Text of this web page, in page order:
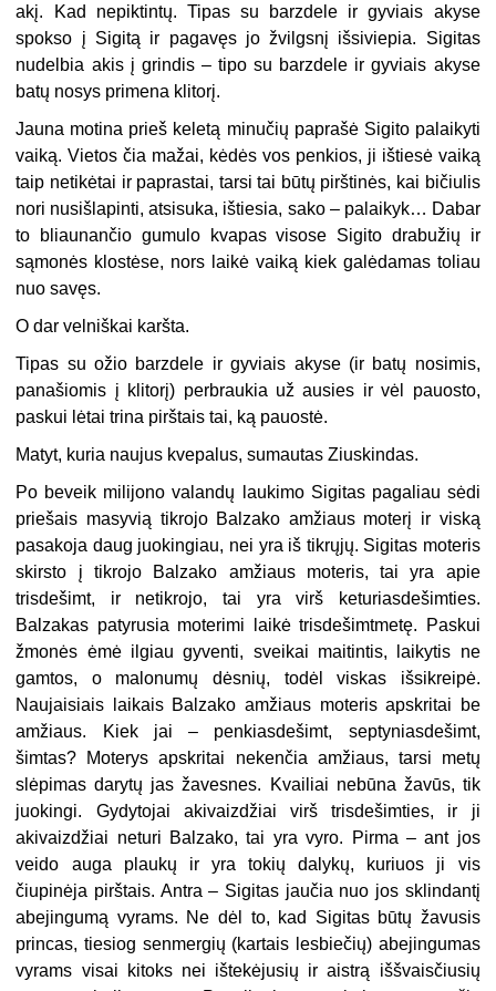
akį. Kad nepiktintų. Tipas su barzdele ir gyviais akyse
spokso į Sigitą ir pagavęs jo žvilgsnį išsiviepia. Sigitas
nudelbia akis į grindis – tipo su barzdele ir gyviais akyse
batų nosys primena klitorį.
Jauna motina prieš keletą minučių paprašė Sigito palaikyti
vaiką. Vietos čia mažai, kėdės vos penkios, ji ištiesė vaiką
taip netikėtai ir paprastai, tarsi tai būtų pirštinės, kai bičiulis
nori nusišlapinti, atsisuka, ištiesia, sako – palaikyk… Dabar
to bliaunančio gumulo kvapas visose Sigito drabužių ir
sąmonės klostėse, nors laikė vaiką kiek galėdamas toliau
nuo savęs.
O dar velniškai karšta.
Tipas su ožio barzdele ir gyviais akyse (ir batų nosimis,
panašiomis į klitorį) perbraukia už ausies ir vėl pauosto,
paskui lėtai trina pirštais tai, ką pauostė.
Matyt, kuria naujus kvepalus, sumautas Ziuskindas.
Po beveik milijono valandų laukimo Sigitas pagaliau sėdi
priešais masyvią tikrojo Balzako amžiaus moterį ir viską
pasakoja daug juokingiau, nei yra iš tikrųjų. Sigitas moteris
skirsto į tikrojo Balzako amžiaus moteris, tai yra apie
trisdešimt, ir netikrojo, tai yra virš keturiasdešimties.
Balzakas patyrusia moterimi laikė trisdešimtmetę. Paskui
žmonės ėmė ilgiau gyventi, sveikai maitintis, laikytis ne
gamtos, o malonumų dėsnių, todėl viskas išsikreipė.
Naujaisiais laikais Balzako amžiaus moteris apskritai be
amžiaus. Kiek jai – penkiasdešimt, septyniasdešimt,
šimtas? Moterys apskritai nekenčia amžiaus, tarsi metų
slėpimas darytų jas žavesnes. Kvailiai nebūna žavūs, tik
juokingi. Gydytojai akivaizdžiai virš trisdešimties, ir ji
akivaizdžiai neturi Balzako, tai yra vyro. Pirma – ant jos
veido auga plaukų ir yra tokių dalykų, kuriuos ji vis
čiupinėja pirštais. Antra – Sigitas jaučia nuo jos sklindantį
abejingumą vyrams. Ne dėl to, kad Sigitas būtų žavusis
princas, tiesiog senmergių (kartais lesbiečių) abejingumas
vyrams visai kitoks nei ištekėjusių ir aistrą iššvaisčiusių